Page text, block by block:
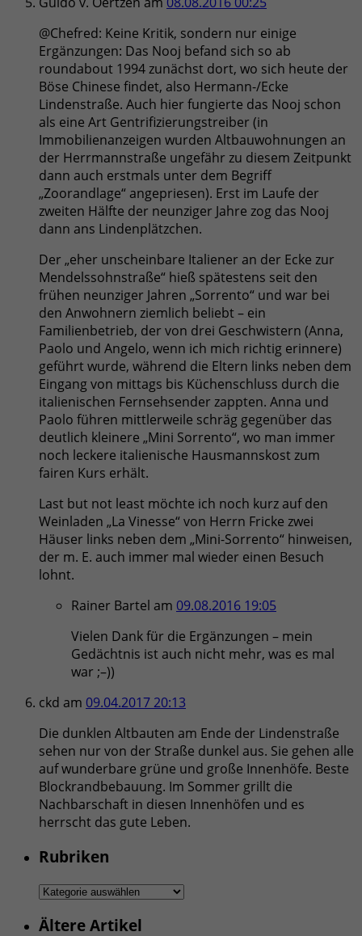
@Chefred: Keine Kritik, sondern nur einige
Ergänzungen: Das Nooj befand sich so ab
roundabout 1994 zunächst dort, wo sich heute der
Böse Chinese findet, also Hermann-/Ecke
Lindenstraße. Auch hier fungierte das Nooj schon
als eine Art Gentrifizierungstreiber (in
Immobilienanzeigen wurden Altbauwohnungen an
der Herrmannstraße ungefähr zu diesem Zeitpunkt
dann auch erstmals unter dem Begriff
„Zoorandlage“ angepriesen). Erst im Laufe der
zweiten Hälfte der neunziger Jahre zog das Nooj
dann ans Lindenplätzchen.
Der „eher unscheinbare Italiener an der Ecke zur
Mendelssohnstraße“ hieß spätestens seit den
frühen neunziger Jahren „Sorrento“ und war bei
den Anwohnern ziemlich beliebt – ein
Familienbetrieb, der von drei Geschwistern (Anna,
Paolo und Angelo, wenn ich mich richtig erinnere)
geführt wurde, während die Eltern links neben dem
Eingang von mittags bis Küchenschluss durch die
italienischen Fernsehsender zappten. Anna und
Paolo führen mittlerweile schräg gegenüber das
deutlich kleinere „Mini Sorrento“, wo man immer
noch leckere italienische Hausmannskost zum
fairen Kurs erhält.
Last but not least möchte ich noch kurz auf den
Weinladen „La Vinesse“ von Herrn Fricke zwei
Häuser links neben dem „Mini-Sorrento“ hinweisen,
der m. E. auch immer mal wieder einen Besuch
lohnt.
Rainer Bartel am 09.08.2016 19:05
Vielen Dank für die Ergänzungen – mein
Gedächtnis ist auch nicht mehr, was es mal
war ;–))
ckd am 09.04.2017 20:13
Die dunklen Altbauten am Ende der Lindenstraße
sehen nur von der Straße dunkel aus. Sie gehen alle
auf wunderbare grüne und große Innenhöfe. Beste
Blockrandbebauung. Im Sommer grillt die
Nachbarschaft in diesen Innenhöfen und es
herrscht das gute Leben.
Rubriken
Rubriken
Ältere Artikel